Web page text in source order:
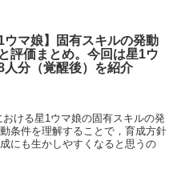
1ウマ娘】固有スキルの発動
評価まとめ。今回は星1ウ
人分（覚醒後）を紹介
ける星1ウマ娘の固有スキルの発
条件を理解することで，育成方針
にも生かしやすくなると思うの